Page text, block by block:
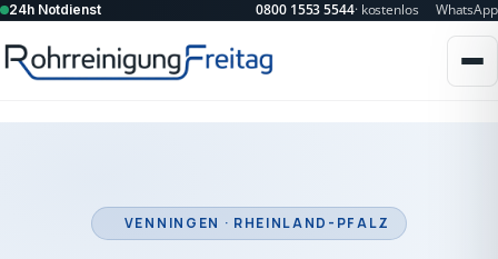
24h Notdienst 0800 1553 5544· kostenlos WhatsApp
VENNINGEN · RHEINLAND-PFALZ